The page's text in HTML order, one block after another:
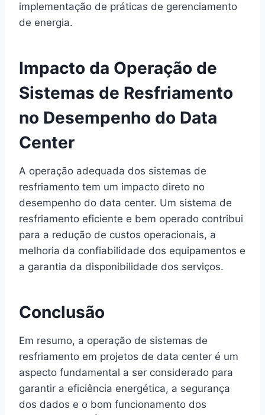
implementação de práticas de gerenciamento
de energia.
Impacto da Operação de
Sistemas de Resfriamento
no Desempenho do Data
Center
A operação adequada dos sistemas de
resfriamento tem um impacto direto no
desempenho do data center. Um sistema de
resfriamento eficiente e bem operado contribui
para a redução de custos operacionais, a
melhoria da confiabilidade dos equipamentos e
a garantia da disponibilidade dos serviços.
Conclusão
Em resumo, a operação de sistemas de
resfriamento em projetos de data center é um
aspecto fundamental a ser considerado para
garantir a eficiência energética, a segurança
dos dados e o bom funcionamento dos